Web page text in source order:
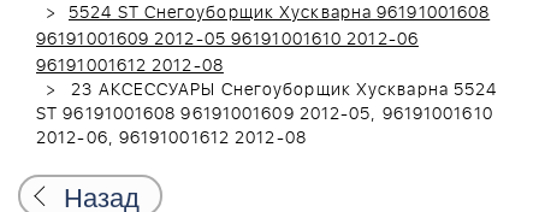
5524 ST Снегоуборщик Хускварна 96191001608
96191001609 2012-05 96191001610 2012-06
96191001612 2012-08
23 АКСЕССУАРЫ Снегоуборщик Хускварна 5524
ST 96191001608 96191001609 2012-05, 96191001610
2012-06, 96191001612 2012-08
Назад